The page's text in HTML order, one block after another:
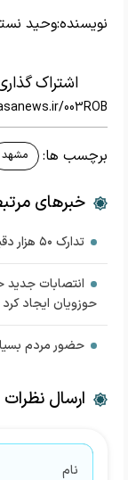
نویسنده:وحید
اشتراک
003ROB
برچسب ها: مشهد
خبرهای
تدارک ۵۰ هزار دقیقه برنامه در صداوسیمای خراسان رضوی
انتصابات جدید
حوزویان ایجاد کرد
حضور مردم
ارسال نظرات